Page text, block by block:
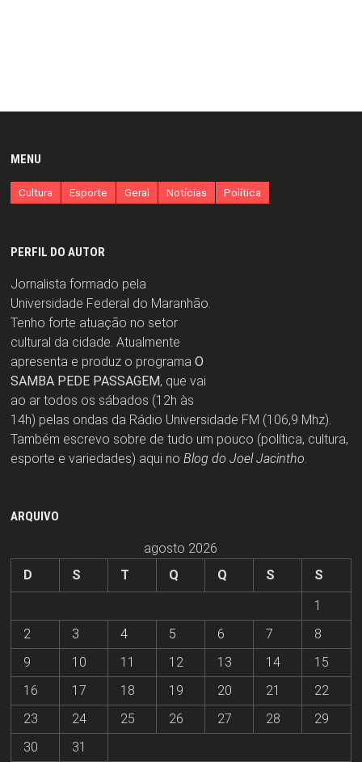
MENU
Cultura Esporte Geral Notícias Política
PERFIL DO AUTOR
Jornalista formado pela
Universidade Federal do Maranhão.
Tenho forte atuação no setor
cultural da cidade. Atualmente
apresenta e produz o programa O
SAMBA PEDE PASSAGEM, que vai
ao ar todos os sábados (12h às
14h) pelas ondas da Rádio Universidade FM (106,9 Mhz).
Também escrevo sobre de tudo um pouco (política, cultura,
esporte e variedades) aqui no Blog do Joel Jacintho.
ARQUIVO
agosto 2026
D
S T Q Q S
S
1
2
3 4 5 6 7
8
9
10 11 12 13 14
15
16
17 18 19 20 21
22
23
24 25 26 27 28
29
30
31